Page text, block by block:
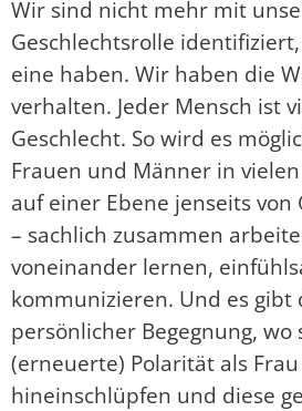
Wir sind nicht mehr mit
Geschlechtsrolle
eine haben. Wir haben die
verhalten. Jeder Mensch ist
Geschlecht. So wird es
Frauen und Männer in
auf einer Ebene jenseits von
– sachlich zusammen
voneinander lernen,
kommunizieren. Und es gibt
persönlicher Begegnung, wo
(erneuerte) Polarität als
hineinschlüpfen und diese